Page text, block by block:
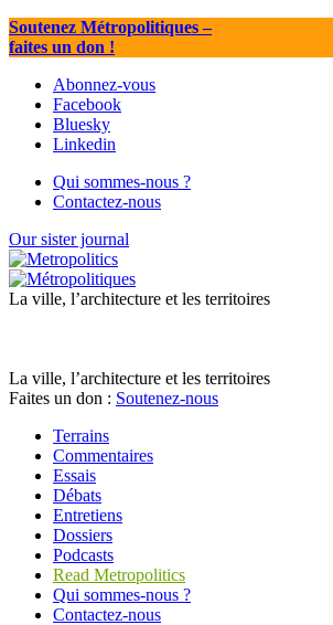
Soutenez Métropolitiques–
faites un don !
Abonnez-vous
Facebook
Bluesky
Linkedin
Qui sommes-nous ?
Contactez-nous
Our sister journal
La ville, l’architecture et les territoires
La ville, l’architecture et les territoires
Faites un don : Soutenez-nous
Terrains
Commentaires
Essais
Débats
Entretiens
Dossiers
Podcasts
Read Metropolitics
Qui sommes-nous ?
Contactez-nous